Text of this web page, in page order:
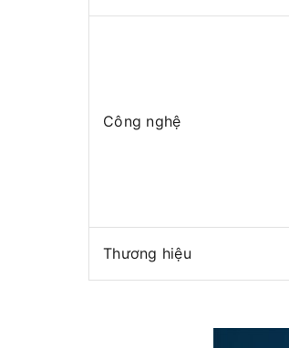
Công nghệ
Thương hiệu